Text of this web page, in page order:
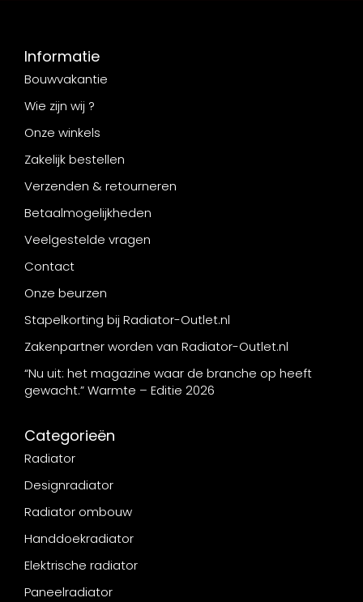
Informatie
Bouwvakantie
Wie zijn wij ?
Onze winkels
Zakelijk bestellen
Verzenden & retourneren
Betaalmogelijkheden
Veelgestelde vragen
Contact
Onze beurzen
Stapelkorting bij Radiator-Outlet.nl
Zakenpartner worden van Radiator-Outlet.nl
“Nu uit: het magazine waar de branche op heeft
gewacht.” Warmte – Editie 2026
Categorieën
Radiator
Designradiator
Radiator ombouw
Handdoekradiator
Elektrische radiator
Paneelradiator